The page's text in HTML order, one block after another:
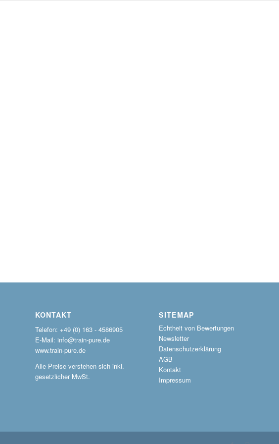
KONTAKT
Telefon: +49 (0) 163 - 4586905
E-Mail: info@train-pure.de
www.train-pure.de
Alle Preise verstehen sich inkl.
gesetzlicher MwSt.
SITEMAP
Echtheit von Bewertungen
Newsletter
Datenschutzerklärung
AGB
Kontakt
Impressum